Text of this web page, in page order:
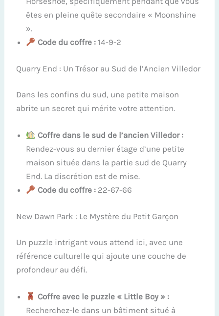
êtes en pleine quête secondaire « Moonshine
».
Code du coffre :14-9-2
Quarry End : Un Trésor au Sud de l’Ancien Villedor
Dans les confins du sud, une petite maison
abrite un secret qui mérite votre attention.
Coffre dans le sud de l’ancien Villedor :
Rendez-vous au dernier étage d’une petite
maison située dans la partie sud de Quarry
End. La discrétion est de mise.
Code du coffre :22-67-66
New Dawn Park : Le Mystère du Petit Garçon
Un puzzle intrigant vous attend ici, avec une
référence culturelle qui ajoute une couche de
profondeur au défi.
Coffre avec le puzzle « Little Boy » :
Recherchez-le dans un bâtiment situé à